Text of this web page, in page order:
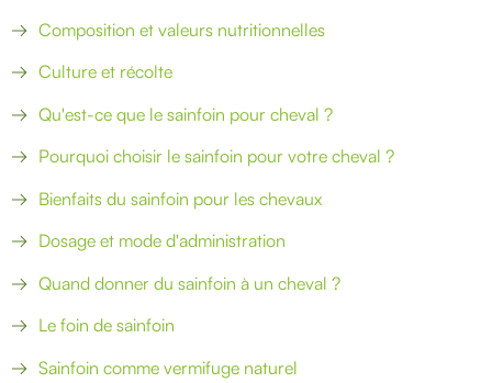
Composition et valeurs nutritionnelles
Culture et récolte
Qu'est-ce que le sainfoin pour cheval ?
Pourquoi choisir le sainfoin pour votre cheval ?
Bienfaits du sainfoin pour les chevaux
Dosage et mode d'administration
Quand donner du sainfoin à un cheval ?
Le foin de sainfoin
Sainfoin comme vermifuge naturel